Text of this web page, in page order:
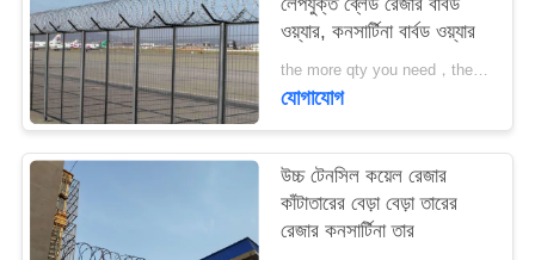
ম্যাপ
PRIVACY
POLICY
ওয়্যার, কনসার্টিনা বার্বড ওয়্যার
the more qty you need，the cheaper price is MOQ:200 রোলস
যোগাযোগ
উচ্চ টেনসিল কয়েল রেজার
কাঁটাতারের বেড়া বেড়া তারের
রেজার কনসার্টিনা তার